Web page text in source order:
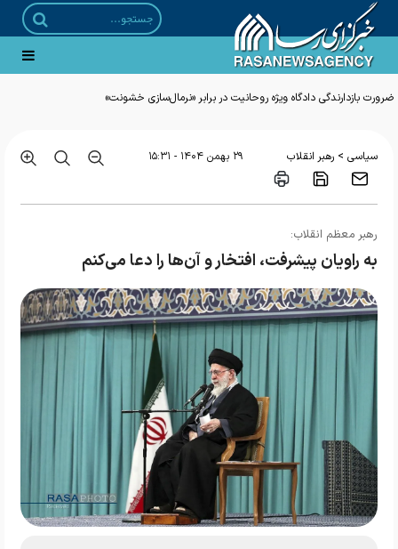
سیاسی > رهبر انقلاب ۲۹ بهمن ۱۴۰۴ - ۱۵:۳۱
رهبر معظم انقلاب:
به راویان پیشرفت، افتخار و آن‌ها را دعا می‌کنم